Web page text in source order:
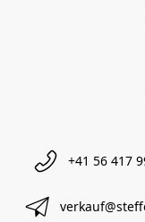
+41 56 417